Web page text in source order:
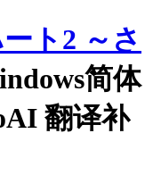
ト2 ～さ
简体
翻译补